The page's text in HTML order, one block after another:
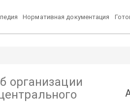
Нормативная документация
организации